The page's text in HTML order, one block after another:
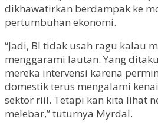
dikhawatirkan berdampak ke
pertumbuhan ekonomi.
“Jadi, BI tidak usah ragu kalau
menggarami lautan. Yang
mereka intervensi karena
domestik terus mengalami
sektor riil. Tetapi kan kita lihat
melebar,” tuturnya Myrdal.